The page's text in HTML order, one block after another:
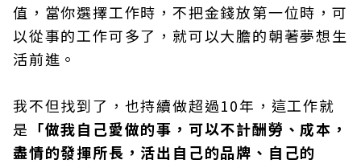
值，當你選擇工作時，不把金錢放第一位時，可
以從事的工作可多了，就可以大膽的朝著夢想生
活前進。
我不但找到了，也持續做超過10年，這工作就
是 「做我自己愛做的事，可以不計酬勞、成本，
盡情的發揮所長，活出自己的品牌、自己的